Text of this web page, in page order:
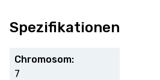
Spezifikationen
Chromosom:
7